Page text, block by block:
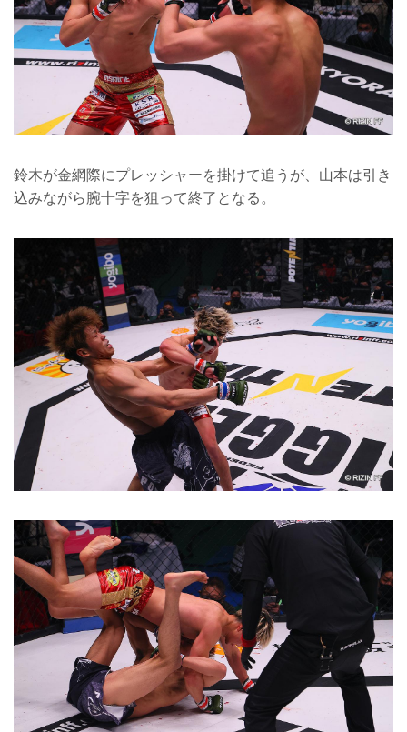
鈴木が金網際にプレッシャーを掛けて追うが、山本は引き
込みながら腕十字を狙って終了となる。